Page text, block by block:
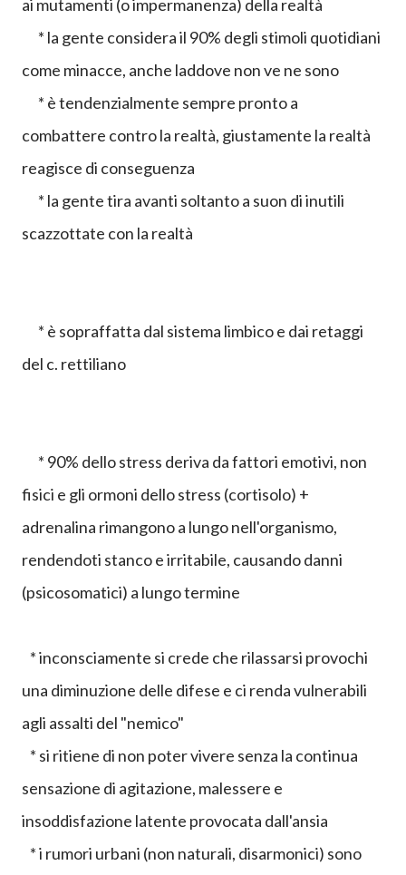
ai mutamenti (o impermanenza) della realtà
* la gente considera il 90% degli stimoli quotidiani
come minacce, anche laddove non ve ne sono
* è tendenzialmente sempre pronto a
combattere contro la realtà, giustamente la realtà
reagisce di conseguenza
* la gente tira avanti soltanto a suon di inutili
scazzottate con la realtà
* è sopraffatta dal sistema limbico e dai retaggi
del c. rettiliano
* 90% dello stress deriva da fattori emotivi, non
fisici e gli ormoni dello stress (cortisolo) +
adrenalina rimangono a lungo nell'organismo,
rendendoti stanco e irritabile, causando danni
(psicosomatici) a lungo termine
* inconsciamente si crede che rilassarsi provochi
una diminuzione delle difese e ci renda vulnerabili
agli assalti del "nemico"
* si ritiene di non poter vivere senza la continua
sensazione di agitazione, malessere e
insoddisfazione latente provocata dall'ansia
* i rumori urbani (non naturali, disarmonici) sono